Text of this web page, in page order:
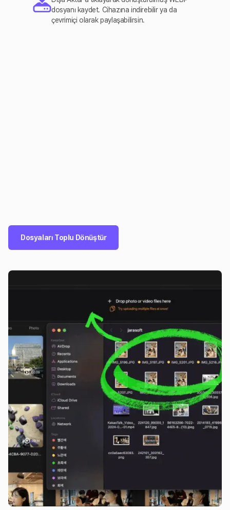
dosyanı kaydet. Cihazına indirebilir ya da
çevrimiçi olarak paylaşabilirsin.
Dosyaları Toplu Dönüştür